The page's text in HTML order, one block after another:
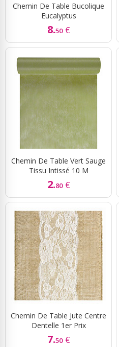
Chemin De Table Bucolique
Eucalyptus
8.50 €
Chemin De Table Vert Sauge
Tissu Intissé 10 M
2.80 €
Chemin De Table Jute Centre
Dentelle 1er Prix
7.50 €